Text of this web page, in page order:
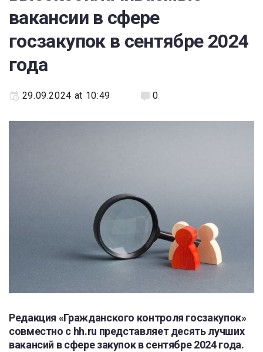
вакансии в сфере
госзакупок в сентябре 2024
года
29.09.2024 at 10:49 0
Редакция «Гражданского контроля госзакупок»
совместно с hh.ru представляет десять лучших
вакансий в сфере закупок в сентябре 2024 года.